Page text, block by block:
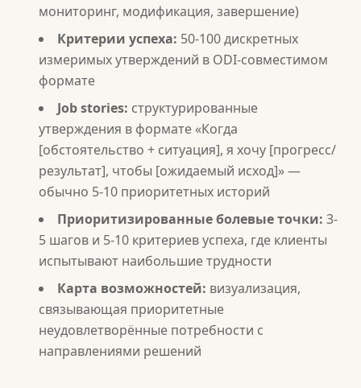
мониторинг, модификация, завершение)
Критерии успеха: 50-100 дискретных
измеримых утверждений в ODI-совместимом
формате
Job stories: структурированные
утверждения в формате «Когда
[обстоятельство + ситуация], я хочу [прогресс/
результат], чтобы [ожидаемый исход]» —
обычно 5-10 приоритетных историй
Приоритизированные болевые точки: 3-
5 шагов и 5-10 критериев успеха, где клиенты
испытывают наибольшие трудности
Карта возможностей: визуализация,
связывающая приоритетные
неудовлетворённые потребности с
направлениями решений